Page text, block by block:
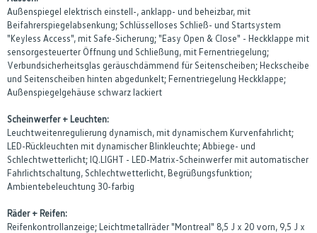
Außenspiegel elektrisch einstell-, anklapp- und beheizbar, mit
Beifahrerspiegelabsenkung; Schlüsselloses Schließ- und Startsystem
"Keyless Access", mit Safe-Sicherung; "Easy Open & Close" - Heckklappe mit
sensorgesteuerter Öffnung und Schließung, mit Fernentriegelung;
Verbundsicherheitsglas geräuschdämmend für Seitenscheiben; Heckscheibe
und Seitenscheiben hinten abgedunkelt; Fernentriegelung Heckklappe;
Außenspiegelgehäuse schwarz lackiert
Scheinwerfer + Leuchten:
Leuchtweitenregulierung dynamisch, mit dynamischem Kurvenfahrlicht;
LED-Rückleuchten mit dynamischer Blinkleuchte; Abbiege- und
Schlechtwetterlicht; IQ.LIGHT - LED-Matrix-Scheinwerfer mit automatischer
Fahrlichtschaltung, Schlechtwetterlicht, Begrüßungsfunktion;
Ambientebeleuchtung 30-farbig
Räder + Reifen:
Reifenkontrollanzeige; Leichtmetallräder "Montreal" 8,5 J x 20 vorn, 9,5 J x